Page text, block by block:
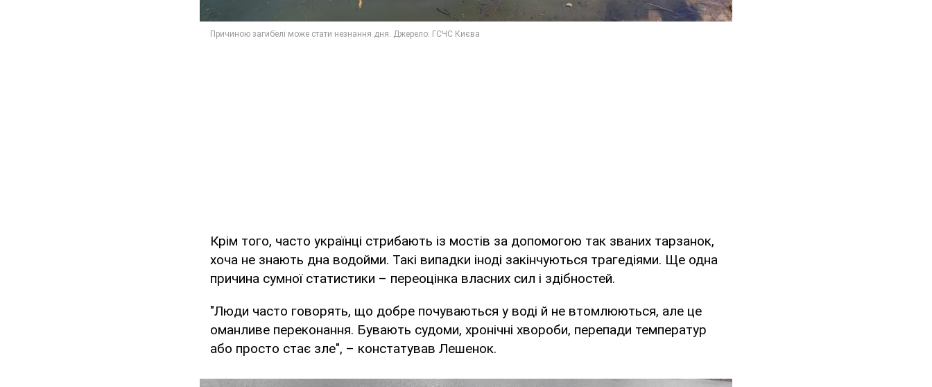
Крім того, часто українці стрибають із мостів за допомогою так званих тарзанок,
хоча не знають дна водойми. Такі випадки іноді закінчуються трагедіями. Ще одна
причина сумної статистики – переоцінка власних сил і здібностей.
"Люди часто говорять, що добре почуваються у воді й не втомлюються, але це
оманливе переконання. Бувають судоми, хронічні хвороби, перепади температур
або просто стає зле", – констатував Лешенок.